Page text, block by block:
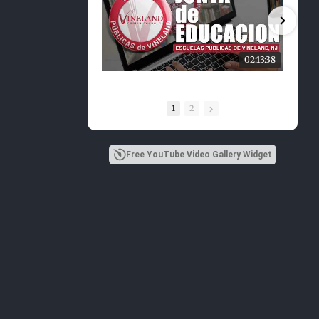
02:13:38
1 2
Free YouTube Video Gallery Widget